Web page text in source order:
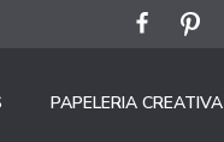
PAPELERIA CREATIVA